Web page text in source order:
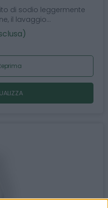
di sodio leggermente
il lavaggio...